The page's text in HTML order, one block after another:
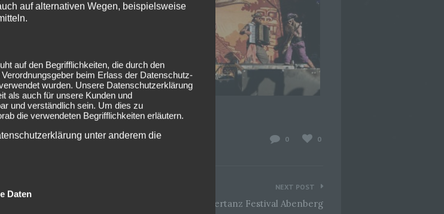
0 0
NEXT POST
2023-06-24 Koenix @ Feuertanz Festival Abenberg
auf alternativen Wegen, beispielsweise
auf den Begrifflichkeiten, die durch den
beim Erlass der Datenschutz-
wurden. Unsere Datenschutzerklärung
als auch für unsere Kunden und
und verständlich sein. Um dies zu
die verwendeten Begrifflichkeiten erläutern.
unter anderem die
Daten